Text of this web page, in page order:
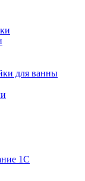
для ванны
1С